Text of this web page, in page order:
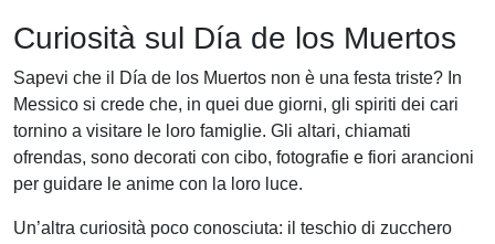
Curiosità sul Día de los Muertos
Sapevi che il Día de los Muertos non è una festa triste? In
Messico si crede che, in quei due giorni, gli spiriti dei cari
tornino a visitare le loro famiglie. Gli altari, chiamati
ofrendas, sono decorati con cibo, fotografie e fiori arancioni
per guidare le anime con la loro luce.
Un’altra curiosità poco conosciuta: il teschio di zucchero